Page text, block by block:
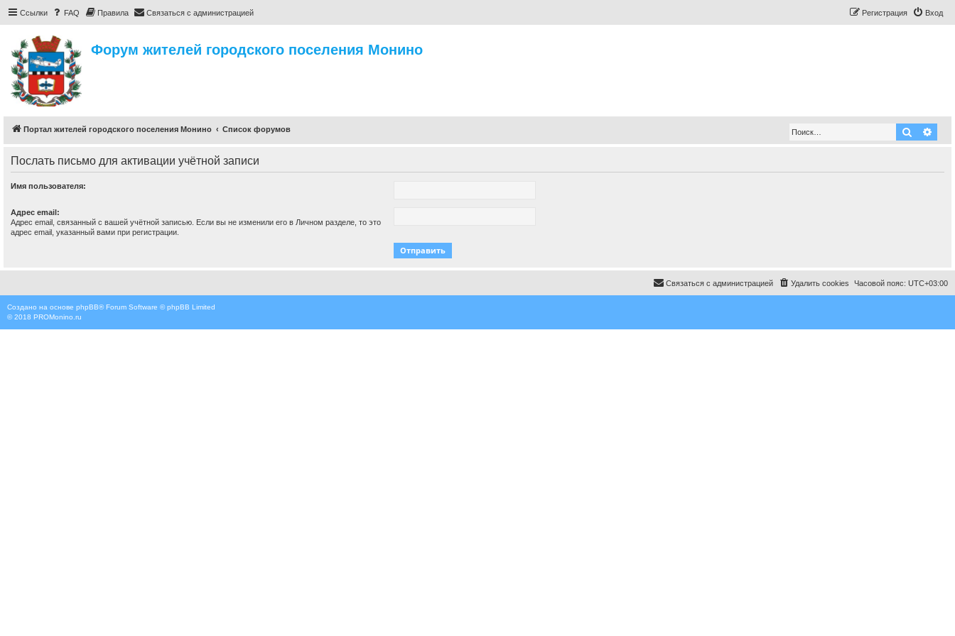
Ссылки FAQ Правила Связаться с администрацией Вход
Регистрация
Форум жителей городского поселения Монино
Портал жителей городского поселения Монино Список форумов Поиск
Послать письмо для активации учётной записи
Имя пользователя:
Адрес email:
Адрес email, связанный с вашей учётной записью. Если вы не изменили его в Личном разделе, то это
адрес email, указанный вами при регистрации.
Часовой пояс: UTC+03:00
Удалить cookies
Связаться с администрацией
Создано на основе phpBB® Forum Software © phpBB Limited
© 2018 PROMonino.ru